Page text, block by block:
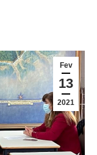
Fev
13
2021